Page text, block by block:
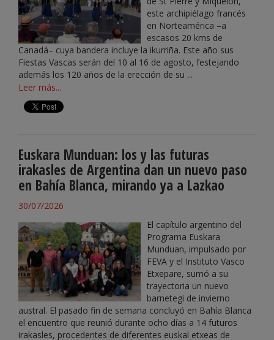
este archipiélago francés
en Norteamérica –a
escasos 20 kms de
Canadá– cuya bandera incluye la ikurriña. Este año sus
Fiestas Vascas serán del 10 al 16 de agosto, festejando
además los 120 años de la erección de su ...
Leer más...
Euskara Munduan: los y las futuras
irakasles de Argentina dan un nuevo paso
en Bahía Blanca, mirando ya a Lazkao
30/07/2026
El capítulo argentino del
Programa Euskara
Munduan, impulsado por
FEVA y el Instituto Vasco
Etxepare, sumó a su
trayectoria un nuevo
barnetegi de invierno
austral. El pasado fin de semana concluyó en Bahía Blanca
el encuentro que reunió durante ocho días a 14 futuros
irakasles, procedentes de diferentes euskal etxeas de